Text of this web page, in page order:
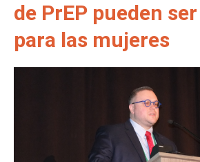
de PrEP pueden
para las mujeres